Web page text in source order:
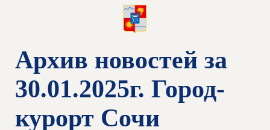
Архив новостей за
30.01.2025г. Город-
курорт Сочи